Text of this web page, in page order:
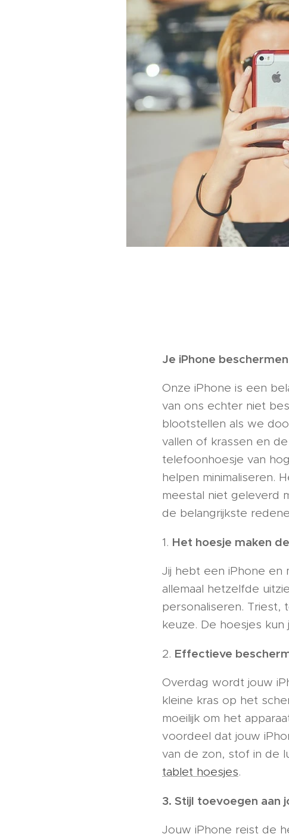
Je iPhone
Onze iPhone is een
van ons echter niet
blootstellen als we
vallen of krassen en
telefoonhoesje van
helpen minimaliseren.
meestal niet geleverd
de belangrijkste
1. Het hoesje maken
Jij hebt een iPhone en
allemaal hetzelfde
personaliseren. Triest,
keuze. De hoesjes kun
2. Effectieve
Overdag wordt jouw
kleine kras op het
moeilijk om het
voordeel dat jouw
van de zon, stof in de
tablet hoesjes.
3. Stijl toevoegen aan
Jouw iPhone reist de